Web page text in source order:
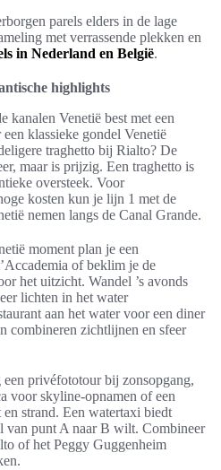
parels elders in de lage
met verrassende plekken en
in Nederland en België.
highlights
kanalen Venetië best met een
klassieke gondel Venetië
traghetto bij Rialto? De
maar is prijzig. Een traghetto is
oversteek. Voor
kosten kun je lijn 1 met de
nemen langs de Canal Grande.
moment plan je een
of beklim je de
het uitzicht. Wandel ’s avonds
lichten in het water
aan het water voor een diner
combineren zichtlijnen en sfeer
privéfototour bij zonsopgang,
voor skyline-opnamen of een
strand. Een watertaxi biedt
van punt A naar B wilt. Combineer
of het Peggy Guggenheim